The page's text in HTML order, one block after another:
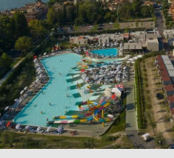
kwaliteit,
een houten